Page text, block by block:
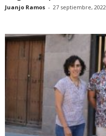
Juanjo Ramos - 27 septiembre, 2022